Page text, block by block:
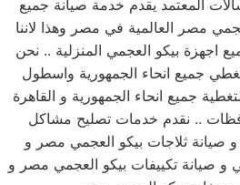
المعتمد يقدم خدمة صيانة جميع
مصر العالمية في مصر وهذا لاننا
اجهزة بيكو العجمي المنزلية .. نحن
جميع انحاء الجمهورية واسطول
جميع انحاء الجمهورية و القاهرة
.. نقدم خدمات تصليح مشاكل
صيانة ثلاجات بيكو العجمي مصر و
و صيانة تكييفات بيكو العجمي مصر و